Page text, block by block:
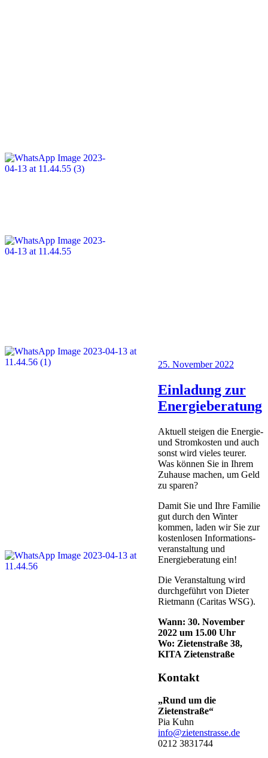
Veröffentlicht
25. November 2022
Einladung zur
Energieberatung
Aktuell steigen die Energie-
und Stromkosten und auch
sonst wird vieles teurer.
Was können Sie in Ihrem
Zuhause machen, um Geld
zu sparen?
Damit Sie und Ihre Familie
gut durch den Winter
kommen, laden wir Sie zur
kostenlosen Informations-
veranstaltung und
Energieberatung ein!
Die Veranstaltung wird
durchgeführt von Dieter
Rietmann (Caritas WSG).
Wann: 30. November
2022 um 15.00 Uhr
Wo: Zietenstraße 38,
KITA Zietenstraße
Kontakt
„Rund um die
Zietenstraße“
Pia Kuhn
info@zietenstrasse.de
0212 3831744